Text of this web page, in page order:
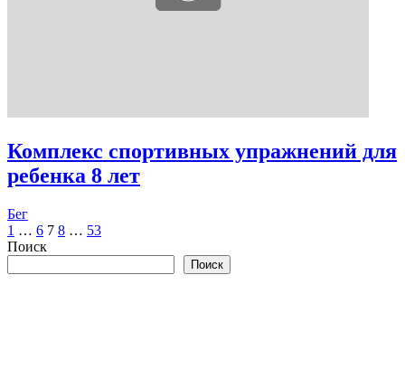
Комплекс спортивных упражнений для
ребенка 8 лет
Бег
Пагинация
записей
1 … 6 7 8 … 53
Поиск
Поиск